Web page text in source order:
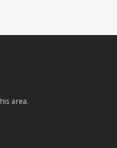
area.